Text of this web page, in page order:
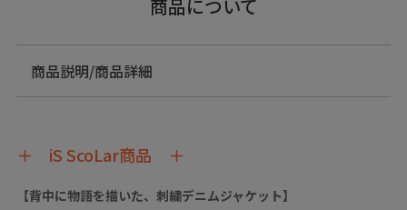
商品について
商品説明/商品詳細
＋ iS ScoLar商品 ＋
【背中に物語を描いた、刺繍デニムジャケット】